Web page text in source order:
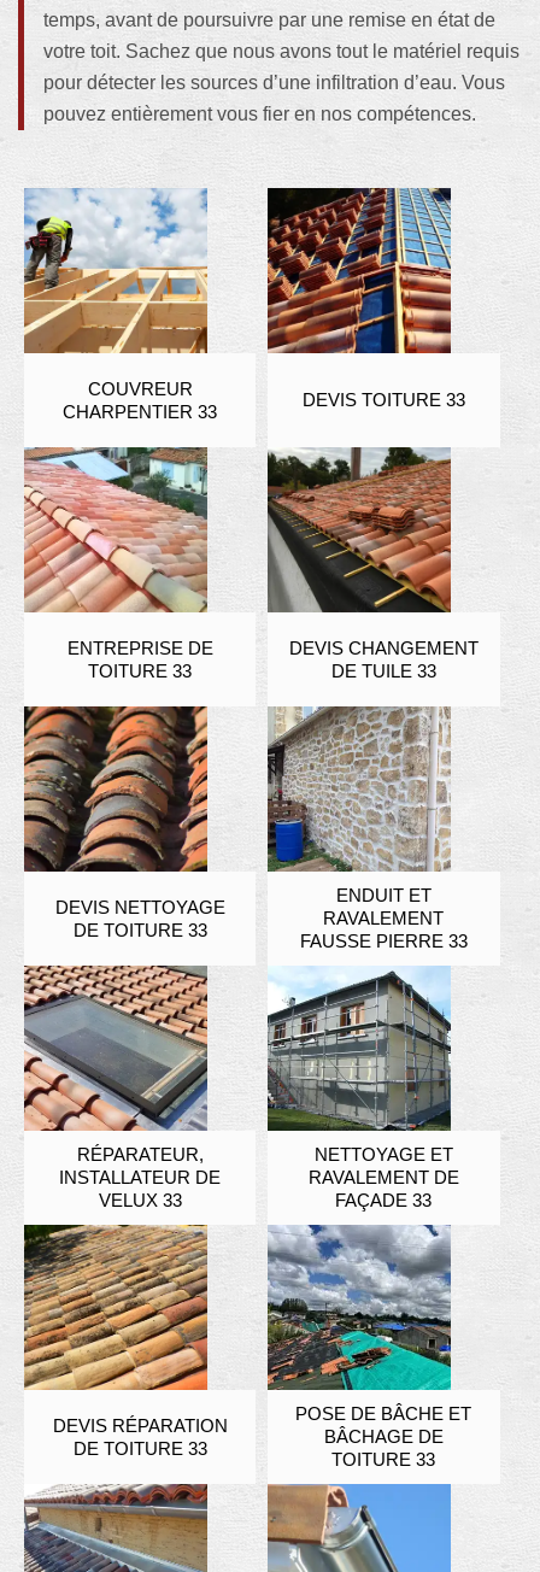
temps, avant de poursuivre par une remise en état de
votre toit. Sachez que nous avons tout le matériel requis
pour détecter les sources d’une infiltration d’eau. Vous
pouvez entièrement vous fier en nos compétences.
COUVREUR
CHARPENTIER 33
DEVIS TOITURE 33
ENTREPRISE DE
TOITURE 33
DEVIS CHANGEMENT
DE TUILE 33
DEVIS NETTOYAGE
DE TOITURE 33
ENDUIT ET
RAVALEMENT
FAUSSE PIERRE 33
RÉPARATEUR,
INSTALLATEUR DE
VELUX 33
NETTOYAGE ET
RAVALEMENT DE
FAÇADE 33
DEVIS RÉPARATION
DE TOITURE 33
POSE DE BÂCHE ET
BÂCHAGE DE
TOITURE 33